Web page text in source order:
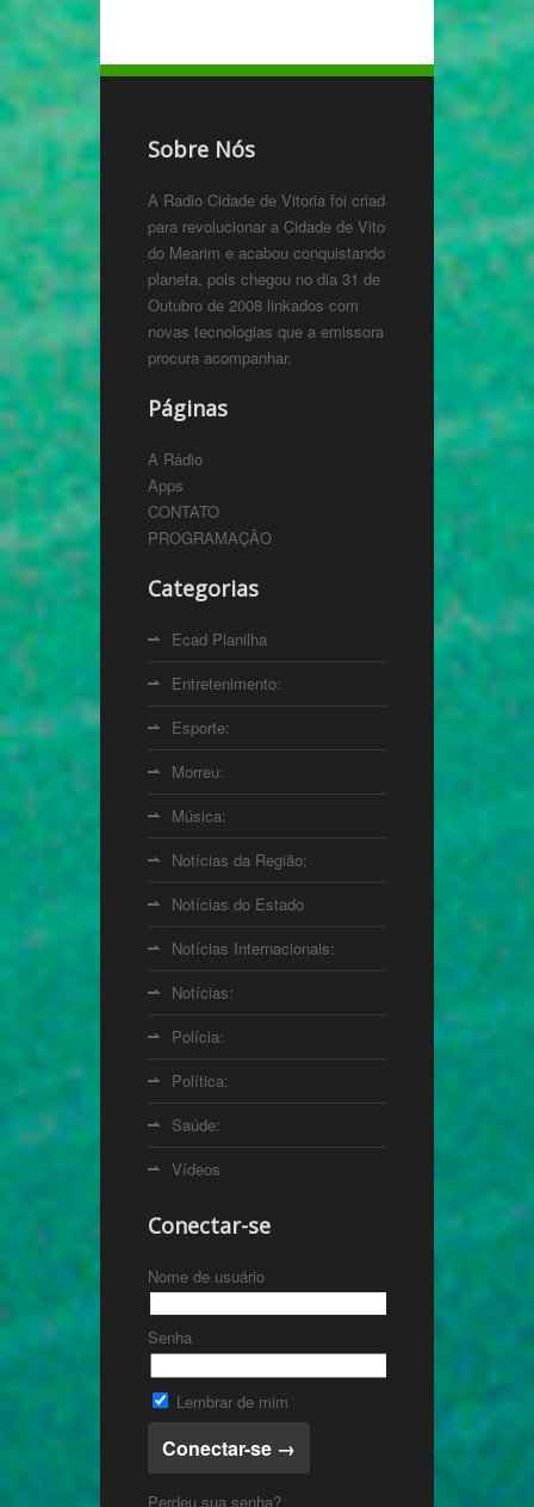
Sobre Nós
A Radio Cidade de Vitoria foi criada
para revolucionar a Cidade de Vitoria
do Mearim e acabou conquistando o
planeta, pois chegou no dia 31 de
Outubro de 2008 linkados com
novas tecnologias que a emissora
procura acompanhar.
Páginas
A Rádio
Apps
CONTATO
PROGRAMAÇÃO
Categorias
Ecad Planilha
Entretenimento:
Esporte:
Morreu:
Música:
Notícias da Região:
Notícias do Estado
Notícias Internacionais:
Notícias:
Polícia:
Política:
Saúde:
Vídeos
Conectar-se
Nome de usuário
Senha
Lembrar de mim
Perdeu sua senha?